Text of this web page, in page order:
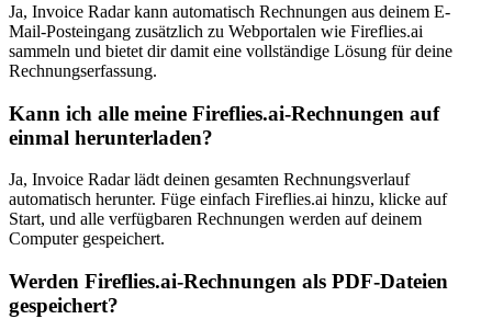
Ja, Invoice Radar kann automatisch Rechnungen aus deinem E-
Mail-Posteingang zusätzlich zu Webportalen wie Fireflies.ai
sammeln und bietet dir damit eine vollständige Lösung für deine
Rechnungserfassung.
Kann ich alle meine Fireflies.ai-Rechnungen auf
einmal herunterladen?
Ja, Invoice Radar lädt deinen gesamten Rechnungsverlauf
automatisch herunter. Füge einfach Fireflies.ai hinzu, klicke auf
Start, und alle verfügbaren Rechnungen werden auf deinem
Computer gespeichert.
Werden Fireflies.ai-Rechnungen als PDF-Dateien
gespeichert?